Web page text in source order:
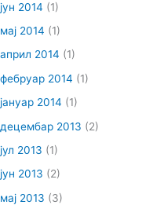
јун 2014 (1)
мај 2014 (1)
април 2014 (1)
фебруар 2014 (1)
јануар 2014 (1)
децембар 2013 (2)
јул 2013 (1)
јун 2013 (2)
мај 2013 (3)